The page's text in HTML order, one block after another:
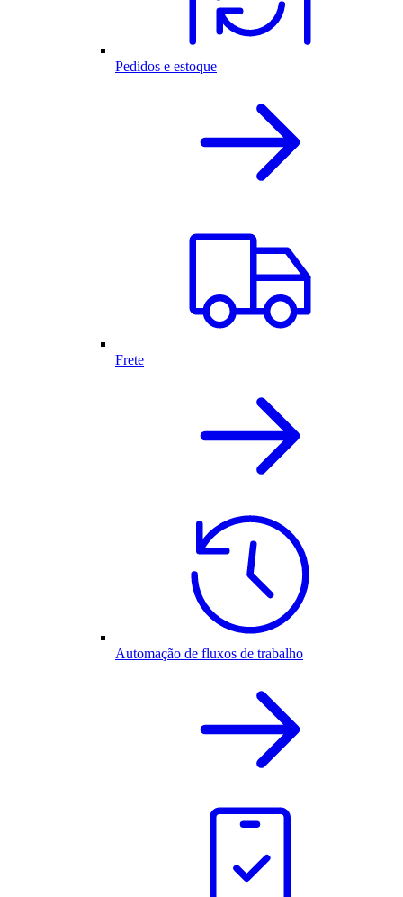
Pedidos e estoque
Frete
Automação de fluxos de trabalho